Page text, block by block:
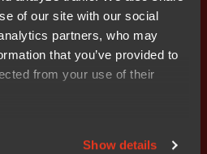
of our site with our social
partners, who may
that you’ve provided to
from your use of their
Show details
Systems Group AB
IAR Systems Group AB